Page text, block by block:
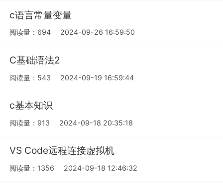
c语言常量变量
阅读量：694 2024-09-26 16:59:50
C基础语法2
阅读量：543 2024-09-19 16:59:44
c基本知识
阅读量：913 2024-09-18 20:35:18
VS Code远程连接虚拟机
阅读量：1356 2024-09-18 12:46:32